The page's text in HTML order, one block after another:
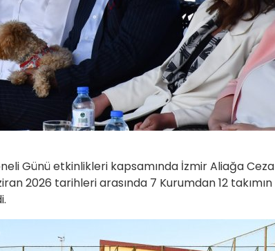
Günü etkinlikleri kapsamında İzmir Aliağa Ceza
2026 tarihleri arasında 7 Kurumdan 12 takımın